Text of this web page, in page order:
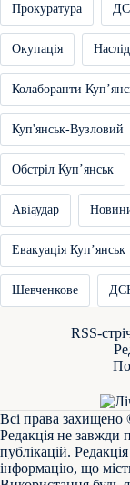
Прокуратура
Окупація
Колаборанти
Куп'янськ-Вузловий
Обстріл Купʼянськ
Авіаудар
Евакуація Купʼянськ
Шевченкове
RSS-
Всі права
Редакція не завжди
публікацій.
інформацію, що